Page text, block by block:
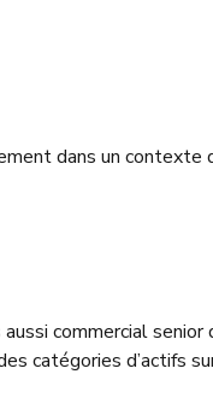
dans un contexte
aussi commercial
catégories d’actifs